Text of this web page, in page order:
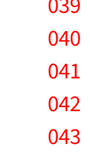
040
041
042
043